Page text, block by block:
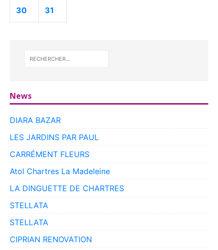
30 31
News
DIARA BAZAR
LES JARDINS PAR PAUL
CARRÉMENT FLEURS
Atol Chartres La Madeleine
LA DINGUETTE DE CHARTRES
STELLATA
STELLATA
CIPRIAN RENOVATION